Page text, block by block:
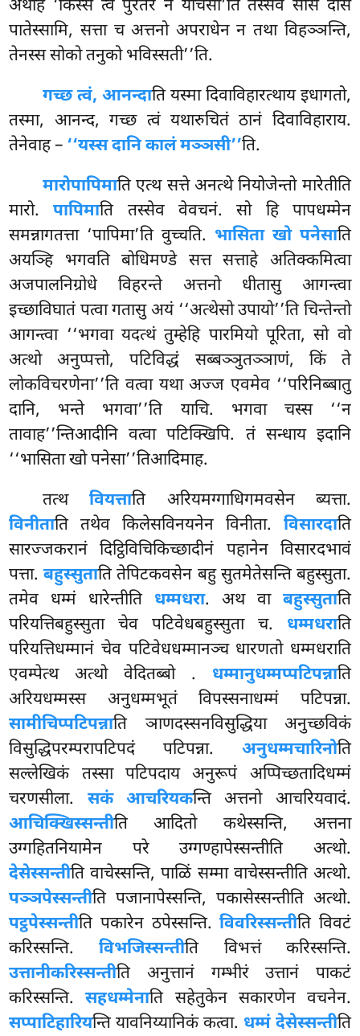
अथाहं ‘किस्स त्वं पुरेतरं न याचसी’ति तस्सेव सीसे दोसं
पातेस्सामि, सत्ता च अत्तनो अपराधेन न तथा विहञ्ञन्ति,
तेनस्स सोको तनुको भविस्सती’’ति.
गच्छ त्वं, आनन्दाति यस्मा दिवाविहारत्थाय इधागतो,
तस्मा, आनन्द, गच्छ त्वं यथारुचितं ठानं दिवाविहाराय.
तेनेवाह – ‘‘यस्स दानि कालं मञ्ञसी’’ति.
मारोपापिमाति एत्थ सत्ते अनत्थे नियोजेन्तो मारेतीति
मारो.पापिमाति तस्सेव वेवचनं. सो हि पापधम्मेन
समन्नागतत्ता ‘पापिमा’ति वुच्चति. भासिता खो पनेसाति
अयञ्हि भगवति बोधिमण्डे सत्त सत्ताहे अतिक्कमित्वा
अजपालनिग्रोधेविहरन्ते अत्तनो धीतासु आगन्त्वा
इच्छाविघातं पत्वा गतासु अयं ‘‘अत्थेसो उपायो’’ति चिन्तेन्तो
आगन्त्वा ‘‘भगवा यदत्थं तुम्हेहि पारमियो पूरिता, सो वो
अत्थो अनुप्पत्तो, पटिविद्धं सब्बञ्ञुतञ्ञाणं, किं ते
लोकविचरणेना’’ति वत्वा यथा अज्ज एवमेव ‘‘परिनिब्बातु
दानि, भन्ते भगवा’’ति याचि. भगवा चस्स ‘‘न
तावाह’’न्तिआदीनि वत्वा पटिक्खिपि. तं सन्धाय इदानि
‘‘भासिता खो पनेसा’’तिआदिमाह.
तत्थवियत्ताति अरियमग्गाधिगमवसेन ब्यत्ता.
विनीताति तथेव किलेसविनयनेन विनीता. विसारदाति
सारज्जकरानं दिट्ठिविचिकिच्छादीनं पहानेन विसारदभावं
पत्ता.बहुस्सुताति तेपिटकवसेन बहु सुतमेतेसन्ति बहुस्सुता.
तमेव धम्मं धारेन्तीति धम्मधरा. अथ वा बहुस्सुताति
परियत्तिबहुस्सुता चेव पटिवेधबहुस्सुता च. धम्मधराति
परियत्तिधम्मानं चेव पटिवेधधम्मानञ्च धारणतो धम्मधराति
एवम्पेत्थ अत्थो वेदितब्बो . धम्मानुधम्मप्पटिपन्नाति
अरियधम्मस्स अनुधम्मभूतं विपस्सनाधम्मं पटिपन्ना.
सामीचिप्पटिपन्नाति ञाणदस्सनविसुद्धिया अनुच्छविकं
विसुद्धिपरम्परापटिपदं पटिपन्ना. अनुधम्मचारिनोति
सल्लेखिकं तस्सा पटिपदाय अनुरूपं अप्पिच्छतादिधम्मं
चरणसीला. सकं आचरियकन्ति अत्तनो आचरियवादं.
आचिक्खिस्सन्तीति आदितो कथेस्सन्ति, अत्तना
उग्गहितनियामेन परे उग्गण्हापेस्सन्तीति अत्थो.
देसेस्सन्तीति वाचेस्सन्ति, पाळिं सम्मा वाचेस्सन्तीति अत्थो.
पञ्ञपेस्सन्तीति पजानापेस्सन्ति, पकासेस्सन्तीति अत्थो.
पट्ठपेस्सन्तीति पकारेन ठपेस्सन्ति.विवरिस्सन्तीति विवटं
करिस्सन्ति.विभजिस्सन्तीति विभत्तं करिस्सन्ति.
उत्तानीकरिस्सन्तीति अनुत्तानं गम्भीरं उत्तानं पाकटं
करिस्सन्ति.सहधम्मेनाति सहेतुकेन सकारणेन वचनेन.
सप्पाटिहारियन्ति यावनिय्यानिकं कत्वा. धम्मं देसेस्सन्तीति